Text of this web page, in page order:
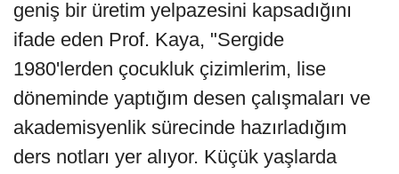
geniş bir üretim yelpazesini kapsadığını
ifade eden Prof. Kaya, "Sergide
1980'lerden çocukluk çizimlerim, lise
döneminde yaptığım desen çalışmaları ve
akademisyenlik sürecinde hazırladığım
ders notları yer alıyor. Küçük yaşlarda